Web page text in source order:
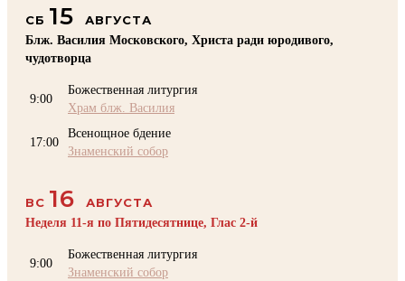
СБ 15
АВГУСТА
Блж. Василия Московского, Христа ради юродивого,
чудотворца
9:00
Божественная литургия
Храм блж. Василия
17:00
Всенощное бдение
Знаменский собор
ВС 16
АВГУСТА
Неделя 11-я по Пятидесятнице, Глас 2-й
9:00
Божественная литургия
Знаменский собор